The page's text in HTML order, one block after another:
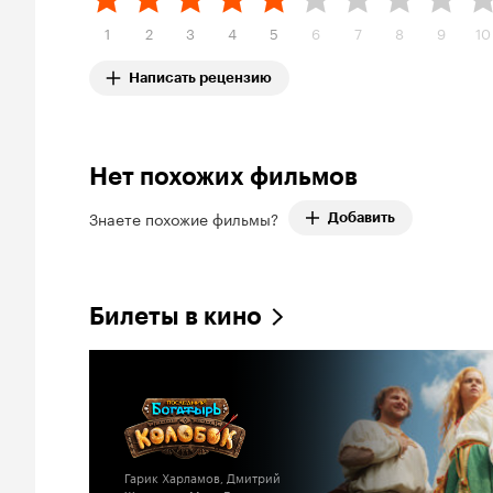
1 2 3 4 5 6 7 8 9 10
Написать рецензию
Нет похожих фильмов
Знаете похожие фильмы? Добавить
Билеты в кино
Гарик Харламов, Дмитрий